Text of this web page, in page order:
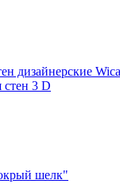
дизайнерские
3 D
шелк"